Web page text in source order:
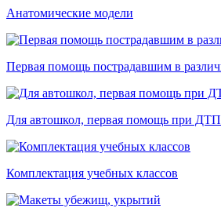
Анатомические модели
Первая помощь пострадавшим в
Для автошкол, первая помощь при ДТП
Комплектация учебных классов